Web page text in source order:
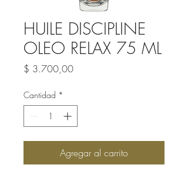
HUILE DISCIPLINE
OLEO RELAX 75 ML
$ 3.700,00Precio
Cantidad *
Agregar al carrito